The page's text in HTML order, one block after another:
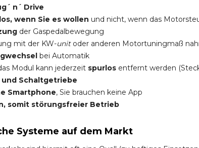
n´ Drive
wenn Sie es wollen und nicht, wenn das
der Gaspedalbewegung
mit der KW-unitoder anderen Motortuningmaß
bei Automatik
Modul kann jederzeit spurlos entfernt werden
Schaltgetriebe
Smartphone, Sie brauchen keine App
somit störungsfreier Betrieb
Systeme auf dem Markt